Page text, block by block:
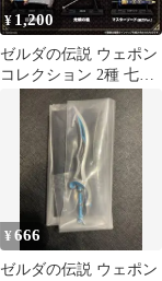
¥ 1,200
ゼルダの伝説 ウェポン
コレクション 2種 七宝
のナイフ、オオワシの
¥666
ゼルダの伝説 ウェポン